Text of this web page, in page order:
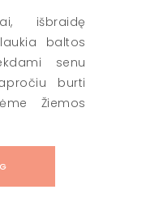
išbraidę
baltos
senu
burti
Žiemos